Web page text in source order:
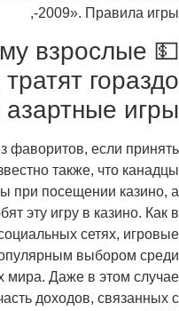
-2009». Правила игры,
взрослые
гораздо
игры?
фаворитов, если принять
также, что канадцы
при посещении казино, а
эту игру в казино. Как в
сетях, игровые
выбором среди
мира. Даже в этом случае
доходов, связанных с